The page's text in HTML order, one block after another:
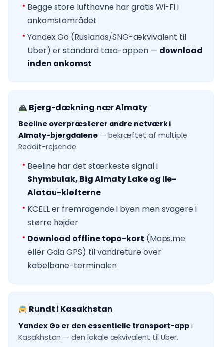
Begge store lufthavne har gratis Wi-Fi i
ankomstområdet
Yandex Go (Ruslands/SNG-ækvivalent til
Uber) er standard taxa-appen — download
inden ankomst
Bjerg-dækning nær Almaty
Beeline overpræsterer andre netværk i
Almaty-bjergdalene — bekræftet af multiple
Reddit-rejsende.
Beeline har det stærkeste signal i
Shymbulak, Big Almaty Lake og Ile-
Alatau-kløfterne
KCELL er fremragende i byen men svagere i
større højder
Download offline topo-kort (Maps.me
eller Gaia GPS) til vandreture over
kabelbane-terminalen
Rundt i Kasakhstan
Yandex Go er den essentielle transport-app i
Kasakhstan — den lokale ækvivalent til Uber.